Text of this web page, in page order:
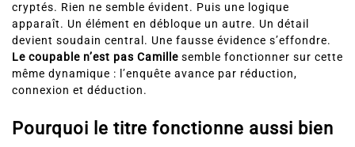
cryptés. Rien ne semble évident. Puis une logique
apparaît. Un élément en débloque un autre. Un détail
devient soudain central. Une fausse évidence s’effondre.
Le coupable n’est pas Camille semble fonctionner sur cette
même dynamique : l’enquête avance par réduction,
connexion et déduction.
Pourquoi le titre fonctionne aussi bien